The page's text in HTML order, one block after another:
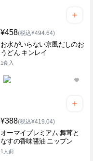
¥458(税込¥494.64)
お水がいらない京風だしのお
うどん キンレイ
1食入
¥388(税込¥419.04)
オーマイプレミアム 舞茸と
なすの香味醤油 ニップン
1人前